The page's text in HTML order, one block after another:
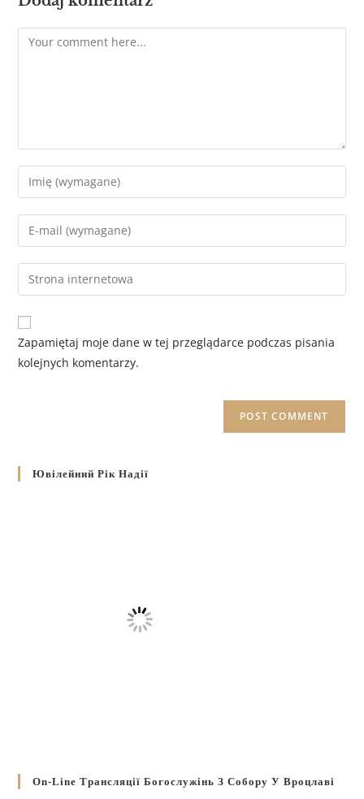
Zapamiętaj moje dane w tej przeglądarce podczas pisania
kolejnych komentarzy.
Ювілейний Рік Надії
On-Line Трансляції Богослужінь З Собору У Вроцлаві